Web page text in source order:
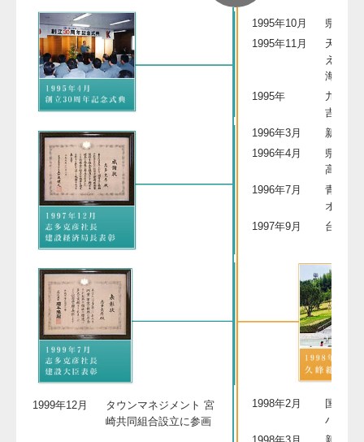
1999年12月
タウンマネジメント 宮
崎共同組合設立に参画
1995年10月
県立美
1995年11月
天皇・
えて第
海づく
1995年
九州縦
吉～え
1996年3月
新宮崎
1996年4月
県営国
高原荘
1996年7月
青島リ
オープ
1997年9月
台風19
1998年2月
国道10
パス）